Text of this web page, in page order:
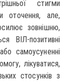
стигми
оточення, але,
зовнішню,
ВІЛ-позитивні
самоусуненні
лікуватися,
стосунків з